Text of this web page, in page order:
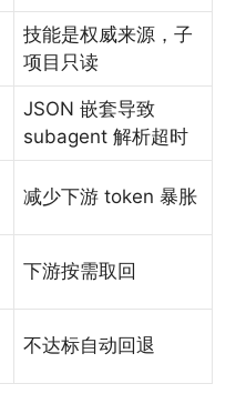
技能是权威来源，子
项目只读
JSON 嵌套导致
subagent 解析超时
减少下游 token 暴胀
下游按需取回
不达标自动回退